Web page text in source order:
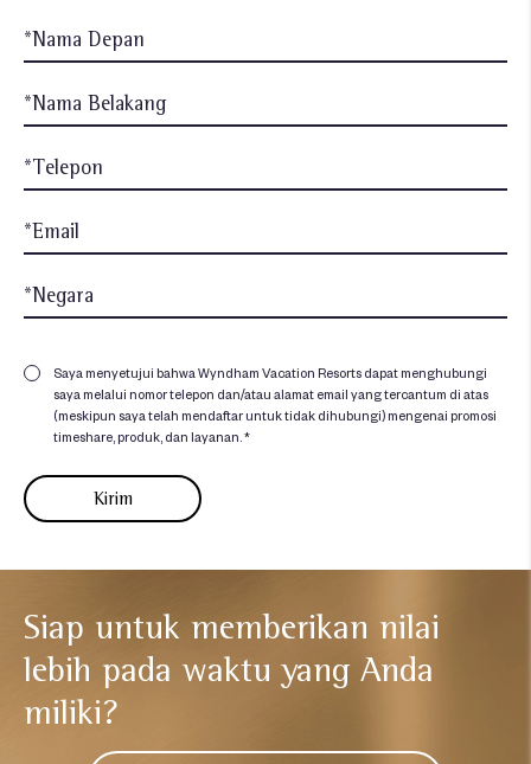
Saya menyetujui bahwa Wyndham Vacation Resorts dapat menghubungi
saya melalui nomor telepon dan/atau alamat email yang tercantum di atas
(meskipun saya telah mendaftar untuk tidak dihubungi) mengenai promosi
timeshare, produk, dan layanan. *
Siap untuk memberikan nilai
lebih pada waktu yang Anda
miliki?​